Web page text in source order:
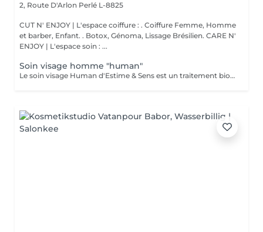
2, Route D'Arlon Perlé L-8825
CUT N' ENJOY | L'espace coiffure : . Coiffure Femme, Homme
et barber, Enfant. . Botox, Génoma, Lissage Brésilien. CARE N'
ENJOY | L'espace soin : ...
Soin visage homme "human"
Le soin visage Human d'Estime & Sens est un traitement bio global de 1h15 dédié aux hommes. Il débute par un modelage relaxant du dos pour évacuer les tensions. Il se poursuit par un nettoyage profond, un gommage et un massage du visage avec l'huile Human. Ce protocole sur mesure purifie, hydrate intensément et défatigue durablement les traits.